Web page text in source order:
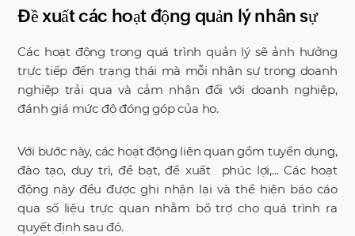
Đề xuất các hoạt động quản lý nhân sự
Các hoạt động trong quá trình quản lý sẽ ảnh hưởng
trực tiếp đến trạng thái mà mỗi nhân sự trong doanh
nghiệp trải qua và cảm nhận đối với doanh nghiệp,
đánh giá mức độ đóng góp của họ.
Với bước này, các hoạt động liên quan gồm tuyển dụng,
đào tạo, duy trì, đề bạt, đề xuất phúc lợi,... Các hoạt
động này đều được ghi nhận lại và thể hiện báo cáo
qua số liệu trực quan nhằm bổ trợ cho quá trình ra
quyết định sau đó.